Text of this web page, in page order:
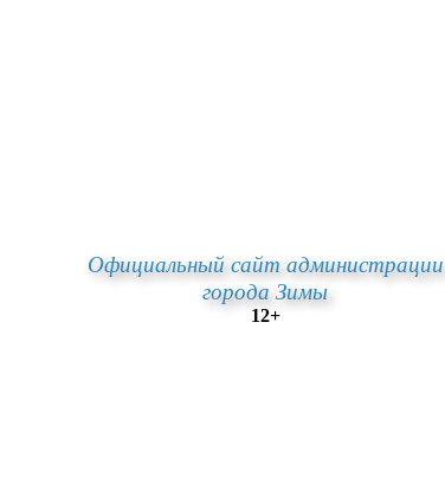
Официальный сайт администрации
города Зимы
12+